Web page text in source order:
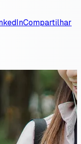
Compartilhar